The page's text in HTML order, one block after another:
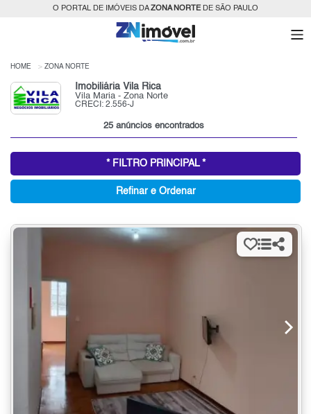
O PORTAL DE IMÓVEIS DAZONA NORTEDE SÃO PAULO
HOME ZONA NORTE
Imobiliária Vila Rica
Vila Maria - Zona Norte
CRECI: 2.556-J
25 anúncios encontrados
* FILTRO PRINCIPAL *
Refinar e Ordenar